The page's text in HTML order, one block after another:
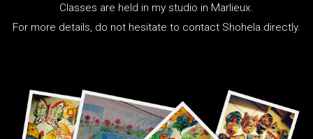
Classes are held in my studio in Marlieux.
For more details, do not hesitate to contact Shohela directly.